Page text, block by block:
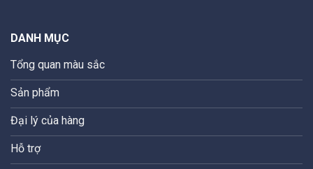
DANH MỤC
Tổng quan màu sắc
Sản phẩm
Đại lý của hàng
Hỗ trợ